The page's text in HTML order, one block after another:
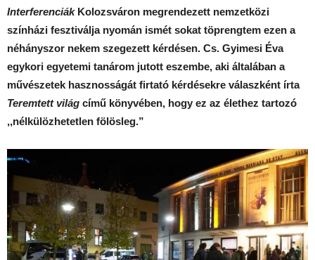
InterferenciákKolozsváron megrendezett nemzetközi
színházi fesztiválja nyomán ismét sokat töprengtem ezen a
néhányszor nekem szegezett kérdésen. Cs. Gyimesi Éva
egykori egyetemi tanárom jutott eszembe, aki általában a
művészetek hasznosságát firtató kérdésekre válaszként írta
Teremtett világ című könyvében, hogy ez az élethez tartozó
,,nélkülözhetetlen fölösleg.”